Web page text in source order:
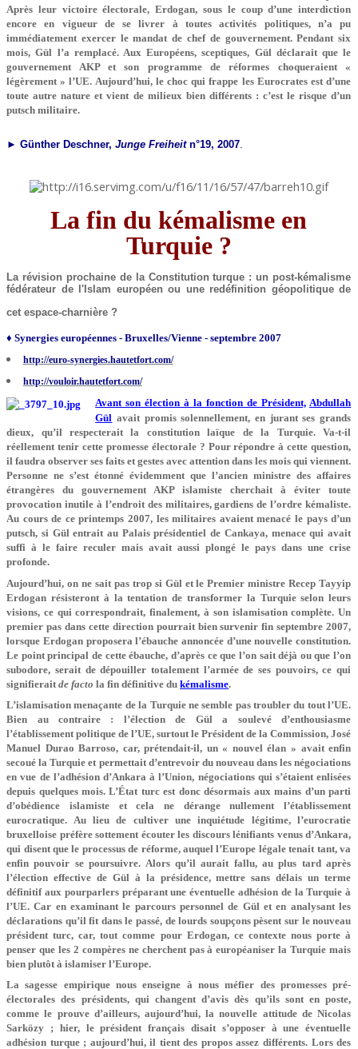
Après leur victoire électorale, Erdogan, sous le coup d’une interdiction
encore en vigueur de se livrer à toutes activités politiques, n’a pu
immédiatement exercer le mandat de chef de gouvernement. Pendant six
mois, Gül l’a remplacé. Aux Européens, sceptiques, Gül déclarait que le
gouvernement AKP et son programme de réformes choqueraient «
légèrement » l’UE. Aujourd’hui, le choc qui frappe les Eurocrates est d’une
toute autre nature et vient de milieux bien différents : c’est le risque d’un
putsch militaire.
►Günther Deschner,Junge Freiheitn°19, 2007.
La fin du kémalisme en
Turquie ?
La révision prochaine de la Constitution turque : un post-kémalisme
fédérateur de l'Islam européen ou une redéfinition géopolitique de
cet espace-charnière ?
♦ Synergies européennes - Bruxelles/Vienne - septembre 2007
http://euro-synergies.hautetfort.com/
http://vouloir.hautetfort.com/
Avant son élection à la fonction de Président, Abdullah
Gül avait promis solennellement, en jurant ses grands
dieux, qu’il respecterait la constitution laïque de la Turquie. Va-t-il
réellement tenir cette promesse électorale ? Pour répondre à cette question,
il faudra observer ses faits et gestes avec attention dans les mois qui viennent.
Personne ne s’est étonné évidemment que l’ancien ministre des affaires
étrangères du gouvernement AKP islamiste cherchait à éviter toute
provocation inutile à l’endroit des militaires, gardiens de l’ordre kémaliste.
Au cours de ce printemps 2007, les militaires avaient menacé le pays d’un
putsch, si Gül entrait au Palais présidentiel de Cankaya, menace qui avait
suffi à le faire reculer mais avait aussi plongé le pays dans une crise
profonde.
Aujourd’hui, on ne sait pas trop si Gül et le Premier ministre Recep Tayyip
Erdogan résisteront à la tentation de transformer la Turquie selon leurs
visions, ce qui correspondrait, finalement, à son islamisation complète. Un
premier pas dans cette direction pourrait bien survenir fin septembre 2007,
lorsque Erdogan proposera l’ébauche annoncée d’une nouvelle constitution.
Le point principal de cette ébauche, d’après ce que l’on sait déjà ou que l’on
subodore, serait de dépouiller totalement l’armée de ses pouvoirs, ce qui
signifieraitde facto la fin définitive dukémalisme.
L’islamisation menaçante de la Turquie ne semble pas troubler du tout l’UE.
Bien au contraire : l’élection de Gül a soulevé d’enthousiasme
l’établissement politique de l’UE, surtout le Président de la Commission, José
Manuel Durao Barroso, car, prétendait-il, un « nouvel élan » avait enfin
secoué la Turquie et permettait d’entrevoir du nouveau dans les négociations
en vue de l’adhésion d’Ankara à l’Union, négociations qui s’étaient enlisées
depuis quelques mois. L’État turc est donc désormais aux mains d’un parti
d’obédience islamiste et cela ne dérange nullement l’établissement
eurocratique. Au lieu de cultiver une inquiétude légitime, l’eurocratie
bruxelloise préfère sottement écouter les discours lénifiants venus d’Ankara,
qui disent que le processus de réforme, auquel l’Europe légale tenait tant, va
enfin pouvoir se poursuivre. Alors qu’il aurait fallu, au plus tard après
l’élection effective de Gül à la présidence, mettre sans délais un terme
définitif aux pourparlers préparant une éventuelle adhésion de la Turquie à
l’UE. Car en examinant le parcours personnel de Gül et en analysant les
déclarations qu’il fit dans le passé, de lourds soupçons pèsent sur le nouveau
président turc, car, tout comme pour Erdogan, ce contexte nous porte à
penser que les 2 compères ne cherchent pas à européaniser la Turquie mais
bien plutôt à islamiser l’Europe.
La sagesse empirique nous enseigne à nous méfier des promesses pré-
électorales des présidents, qui changent d’avis dès qu’ils sont en poste,
comme le prouve d’ailleurs, aujourd’hui, la nouvelle attitude de Nicolas
Sarközy ; hier, le président français disait s’opposer à une éventuelle
adhésion turque ; aujourd’hui, il tient des propos assez différents. Lors des